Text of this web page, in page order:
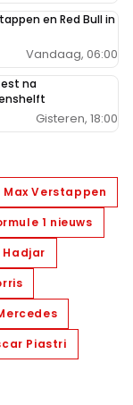
en Red Bull in
Vandaag, 06:00
na
Gisteren, 18:00
Max Verstappen
1 nieuws
Hadjar
Piastri